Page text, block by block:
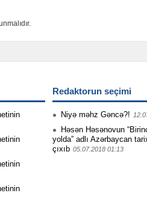
Redaktorun seçimi
Niyə məhz Gəncə?!
Həsən Həsənovun
yolda” adlı Azərbaycan
çıxıb 05.07.2018 01:13